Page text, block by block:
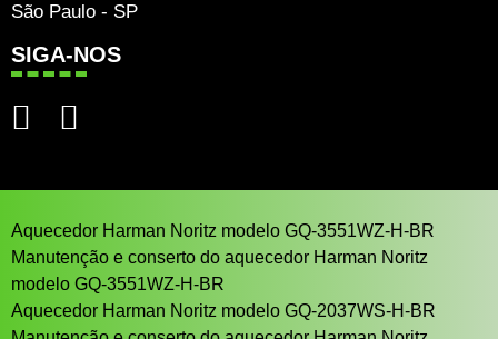
São Paulo - SP
SIGA-NOS
Aquecedor Harman Noritz modelo GQ-3551WZ-H-BR
Manutenção e conserto do aquecedor Harman Noritz
modelo GQ-3551WZ-H-BR
Aquecedor Harman Noritz modelo GQ-2037WS-H-BR